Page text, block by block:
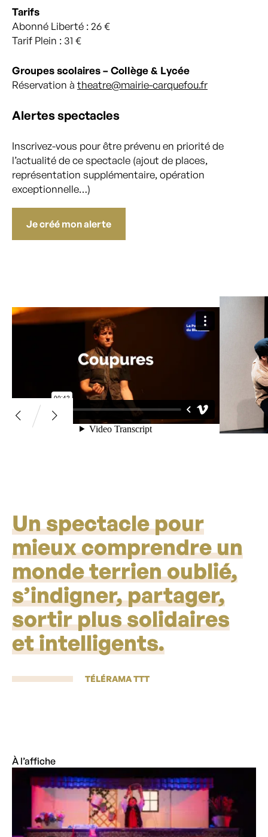
Tarifs
Abonné Liberté : 26 €
Tarif Plein : 31 €
Groupes scolaires – Collège & Lycée
Réservation àtheatre@mairie-carquefou.fr
Alertes spectacles
Inscrivez-vous pour être prévenu en priorité de
l’actualité de ce spectacle (ajout de places,
représentation supplémentaire, opération
exceptionnelle…)
Je créé mon alerte
Un spectacle pour
mieux comprendre un
monde terrien oublié,
s’indigner, partager,
sortir plus solidaires
et intelligents.
TÉLÉRAMA TTT
À l’affiche